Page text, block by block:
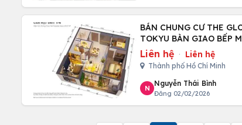
BÁN CHUNG CƯ THE
TOKYU BÀN GIAO BẾP
Liên hệ · Liên hệ
Thành phố Hồ Chí Minh
N
Nguyễn Thái Bình
Đăng 02/02/2026